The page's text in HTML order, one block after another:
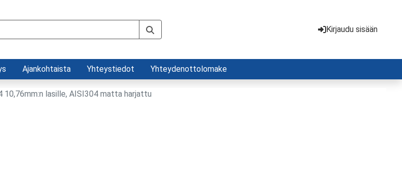
Kirjaudu sisään
Ajankohtaista Yhteystiedot Yhteydenottolomake
lasille, AISI304 matta harjattu